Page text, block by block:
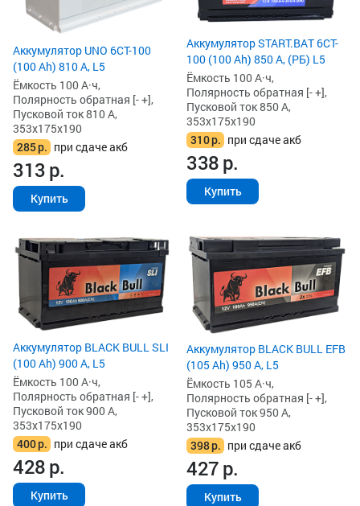
Аккумулятор UNO 6CT-100
(100 Ah) 810 А, L5
Ёмкость 100 А·ч,
Полярность обратная [- +],
Пусковой ток 810 А,
353x175x190
285р. при сдаче акб
313р.
Купить
Аккумулятор START.BAT 6CT-
100 (100 Ah) 850 А, (РБ) L5
Ёмкость 100 А·ч,
Полярность обратная [- +],
Пусковой ток 850 А,
353x175x190
310р. при сдаче акб
338р.
Купить
Аккумулятор BLACK BULL SLI
(100 Ah) 900 А, L5
Ёмкость 100 А·ч,
Полярность обратная [- +],
Пусковой ток 900 А,
353x175x190
400р. при сдаче акб
428р.
Купить
Аккумулятор BLACK BULL EFB
(105 Ah) 950 А, L5
Ёмкость 105 А·ч,
Полярность обратная [- +],
Пусковой ток 950 А,
353x175x190
398р. при сдаче акб
427р.
Купить